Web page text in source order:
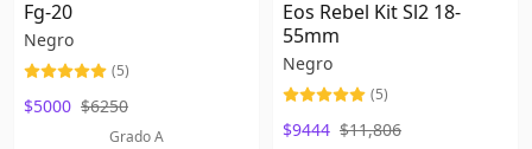
Fg-20
Negro
(5)
$5000 $6250
Grado A
Eos Rebel Kit Sl2 18-
55mm
Negro
(5)
$9444 $11,806